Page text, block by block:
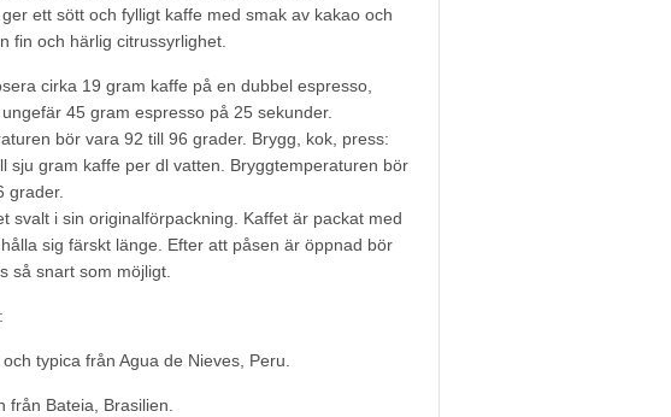
ett sött och fylligt kaffe med smak av kakao och
fin och härlig citrussyrlighet.
cirka 19 gram kaffe på en dubbel espresso,
45 gram espresso på 25 sekunder.
bör vara 92 till 96 grader. Brygg, kok, press:
sju gram kaffe per dl vatten. Bryggtemperaturen bör
grader.
svalt i sin originalförpackning. Kaffet är packat med
sig färskt länge. Efter att påsen är öppnad bör
så snart som möjligt.
typica från Agua de Nieves, Peru.
från Bateia, Brasilien.